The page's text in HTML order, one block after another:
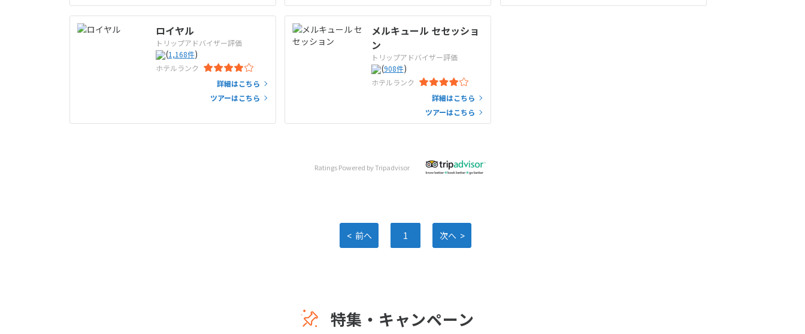
ロイヤル
トリップアドバイザー評価
(1,168件)
ホテルランク
詳細はこちら
ツアーはこちら
メルキュール セセッショ
ン
トリップアドバイザー評価
(908件)
ホテルランク
詳細はこちら
ツアーはこちら
Ratings Powered by Tripadvisor
< 前へ 1 次へ >
特集・キャンペーン